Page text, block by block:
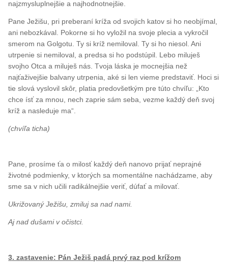
najzmysluplnejšie a najhodnotnejšie.
Pane Ježišu, pri preberaní kríža od svojich katov si ho neobjímal,
ani nebozkával. Pokorne si ho vyložil na svoje plecia a vykročil
smerom na Golgotu. Ty si kríž nemiloval. Ty si ho niesol. Ani
utrpenie si nemiloval, a predsa si ho podstúpil. Lebo miluješ
svojho Otca a miluješ nás. Tvoja láska je mocnejšia než
najťaživejšie balvany utrpenia, aké si len vieme predstaviť. Hoci si
tie slová vyslovil skôr, platia predovšetkým pre túto chvíľu: „Kto
chce ísť za mnou, nech zaprie sám seba, vezme každý deň svoj
kríž a nasleduje ma“.
(chvíľa ticha)
Pane, prosíme ťa o milosť každý deň nanovo prijať neprajné
životné podmienky, v ktorých sa momentálne nachádzame, aby
sme sa v nich učili radikálnejšie veriť, dúfať a milovať.
Ukrižovaný Ježišu, zmiluj sa nad nami.
Aj nad dušami v očistci.
3. zastavenie: Pán Ježiš padá prvý raz pod krížom